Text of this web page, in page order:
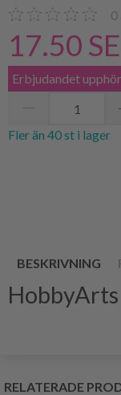
0
17.50
Erbjudandet
Fler än 40 st i lager
BESKRIVNING
RELATERADE